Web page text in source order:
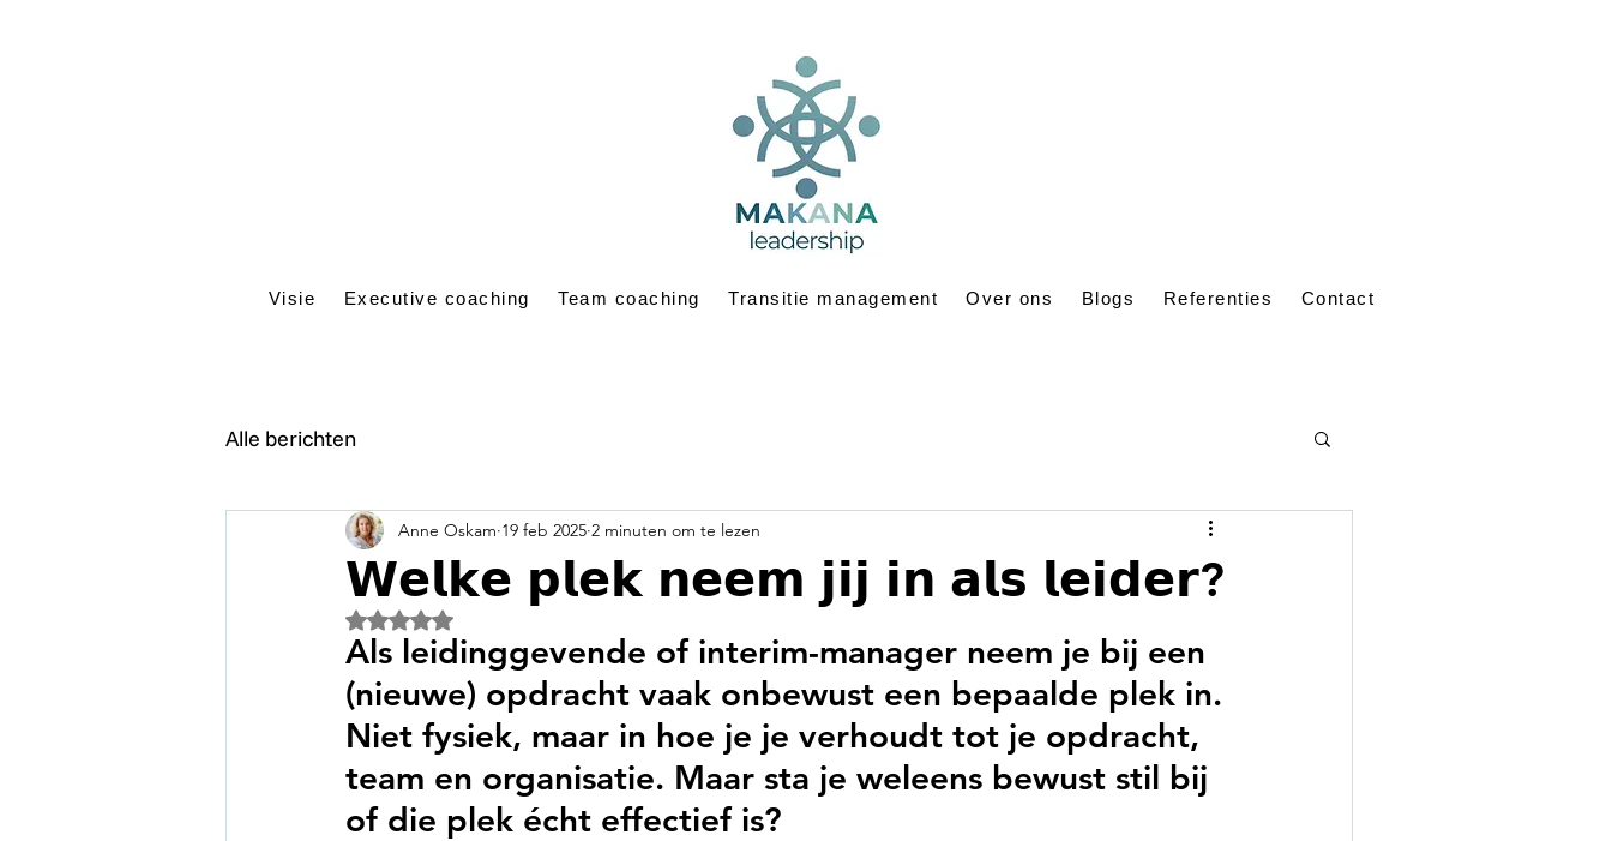
Visie Executive coaching Team coaching Transitie management Over ons Blogs Referenties Contact
Alle berichten
𝗪𝗲𝗹𝗸𝗲 𝗽𝗹𝗲𝗸 𝗻𝗲𝗲𝗺 𝗷𝗶𝗷 𝗶𝗻 𝗮𝗹𝘀 𝗹𝗲𝗶𝗱𝗲𝗿?
Anne Oskam 19 feb 2025 2 minuten om te lezen
Beoordeeld met NaN uit 5 sterren.
Als leidinggevende of interim-manager neem je bij een
(nieuwe) opdracht vaak onbewust een bepaalde plek in.
Niet fysiek, maar in hoe je je verhoudt tot je opdracht,
team en organisatie. Maar sta je weleens bewust stil bij
of die plek écht effectief is?